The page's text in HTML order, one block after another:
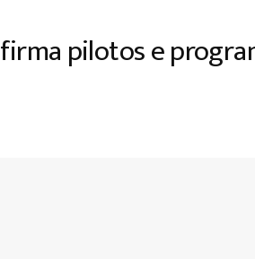
pilotos e